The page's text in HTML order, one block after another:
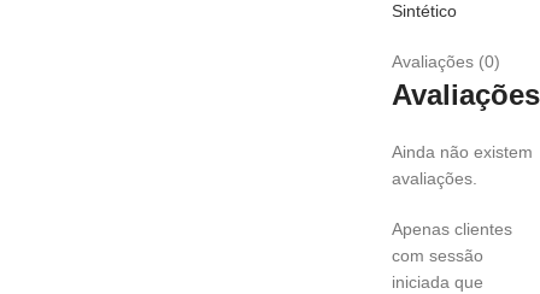
Sintético
Avaliações (0)
Avaliações
Ainda não existem
avaliações.
Apenas clientes
com sessão
iniciada que